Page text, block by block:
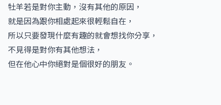
牡羊若是對你主動，沒有其他的原因，
就是因為跟你相處起來很輕鬆自在，
所以只要發現什麼有趣的就會想找你分享，
不見得是對你有其他想法，
但在他心中你絕對是個很好的朋友。